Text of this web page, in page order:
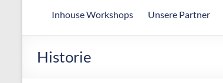
Inhouse Workshops Unsere Partner
Historie